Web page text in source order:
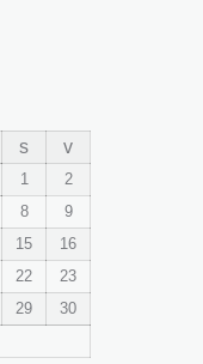
s v
1
2
8
9
15
16
22
23
29
30